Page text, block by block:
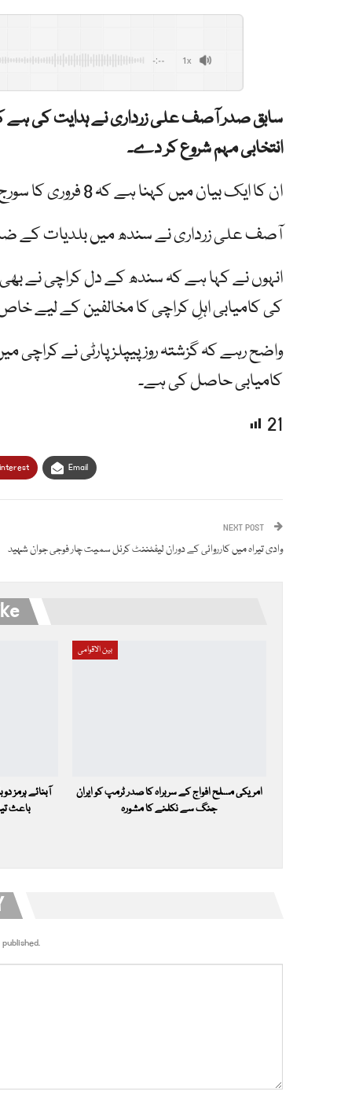
-:--
سابق صدر آصف علی زرداری نے ہدایت کی ہے کہ
انتخابی مہم شروع کر دے۔
ان کا ایک بیان میں کہنا ہے کہ 8 فروری کا سورج بلاول بھٹو زرداری کی فتح کا پیغام لے کر طلوع ہو گا۔
آصف علی زرداری نے سندھ میں بلدیات کے
انہوں نے کہا ہے کہ سندھ کے دل کراچی نے بھی
کی کامیابی اہلِ کراچی کا مخالفین کے لیے
کامیابی حاصل کی ہے۔
21
Email
NEXT POST
وادی تیراہ میں کارروائی کے دوران لیفٹننٹ کرنل سمیت چار فوجی جوان شہید
آبنائے ہرمز
باعث
بین الاقوامی
امریکی مسلح افواج کے سربراہ کا صدر ٹرمپ کو ایران
جنگ سے نکلنے کا مشورہ